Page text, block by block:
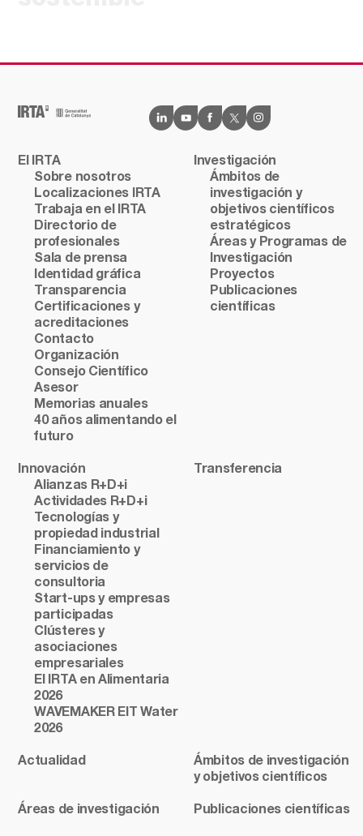
El IRTA
Sobre nosotros
Localizaciones IRTA
Trabaja en el IRTA
Directorio de
profesionales
Sala de prensa
Identidad gráfica
Transparencia
Certificaciones y
acreditaciones
Contacto
Organización
Consejo Científico
Asesor
Memorias anuales
40 años alimentando el
futuro
Investigación
Ámbitos de
investigación y
objetivos científicos
estratégicos
Áreas y Programas de
Investigación
Proyectos
Publicaciones
científicas
Innovación
Alianzas R+D+i
Actividades R+D+i
Tecnologías y
propiedad industrial
Financiamiento y
servicios de
consultoria
Start-ups y empresas
participadas
Clústeres y
asociaciones
empresariales
El IRTA en Alimentaria
2026
WAVEMAKER EIT Water
2026
Transferencia
Actualidad
Ámbitos de investigación
y objetivos científicos
Áreas de investigación Publicaciones científicas